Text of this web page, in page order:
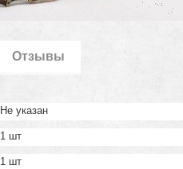
Отзывы
Не указан
1 шт
1 шт